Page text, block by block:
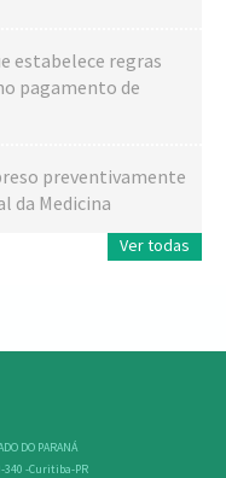
estabelece regras
pagamento de
preventivamente
da Medicina
Ver todas
DO PARANÁ
340 -Curitiba-PR